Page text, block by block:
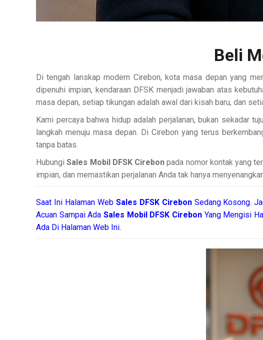
Beli
Di tengah lanskap modern Cirebon, kota masa depan yang
dipenuhi impian, kendaraan DFSK menjadi jawaban atas
masa depan, setiap tikungan adalah awal dari kisah baru, dan
Kami percaya bahwa hidup adalah perjalanan, bukan sekadar
langkah menuju masa depan. Di Cirebon yang terus
tanpa batas.
HubungiSales Mobil DFSK Cirebon pada nomor kontak yang
impian, dan memastikan perjalanan Anda tak hanya
Saat Ini Halaman Web Sales DFSK Cirebon Sedang Kosong.
Acuan Sampai Ada Sales Mobil DFSK Cirebon Yang Mengisi
Ada Di Halaman Web Ini.